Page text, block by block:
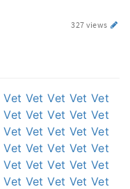
327 views
Vet Vet Vet Vet Vet
Vet Vet Vet Vet Vet
Vet Vet Vet Vet Vet
Vet Vet Vet Vet Vet
Vet Vet Vet Vet Vet
Vet Vet Vet Vet Vet